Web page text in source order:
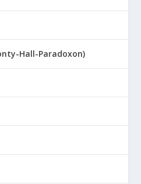
Hall-Paradoxon)